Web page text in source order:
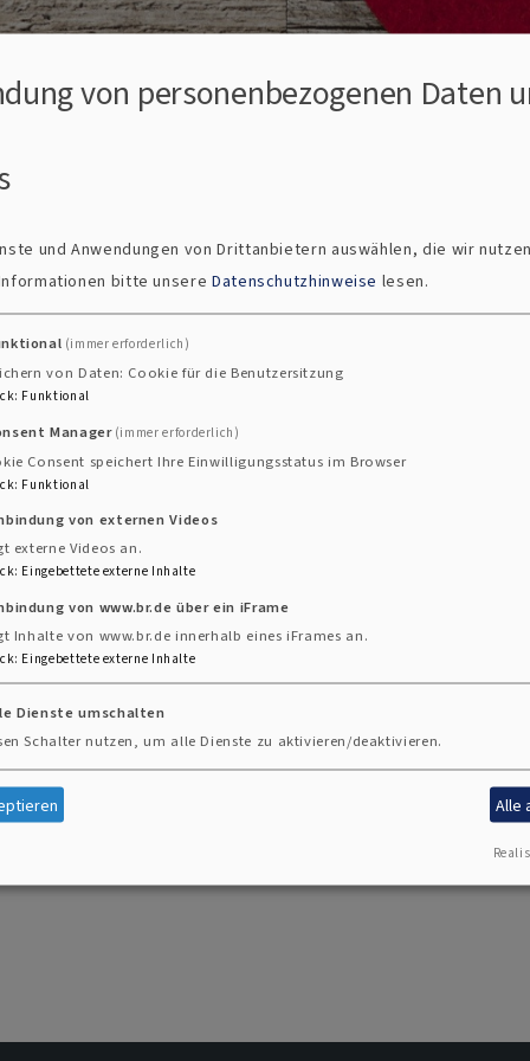
herausfordernd sein können und es bis zur
guten Wünschen zugesandt. Danach erhalten Sie
Segens- und Erinnerungsfeier
begangen
von personenbezogenen Daten
und Anwendungen von Drittanbietern auswählen, die wir
bitte unsere Datenschutzhinweise lesen.
(immer erforderlich)
von Daten: Cookie für die Benutzersitzung
: Funktional
Manager (immer erforderlich)
Consent speichert Ihre Einwilligungsstatus im Browser
: Funktional
von externen Videos
externe Videos an.
: Eingebettete externe Inhalte
von www.br.de über ein iFrame
Inhalte von www.br.de innerhalb eines iFrames an.
: Eingebettete externe Inhalte
Dienste umschalten
Schalter nutzen, um alle Dienste zu aktivieren/deaktivieren.
Alle